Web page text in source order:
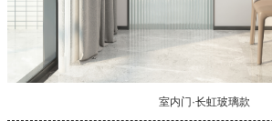
室内门·长虹玻璃款